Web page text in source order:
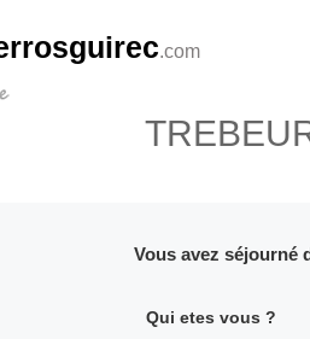
.com
Vous avez séjourné
Qui etes vous ?